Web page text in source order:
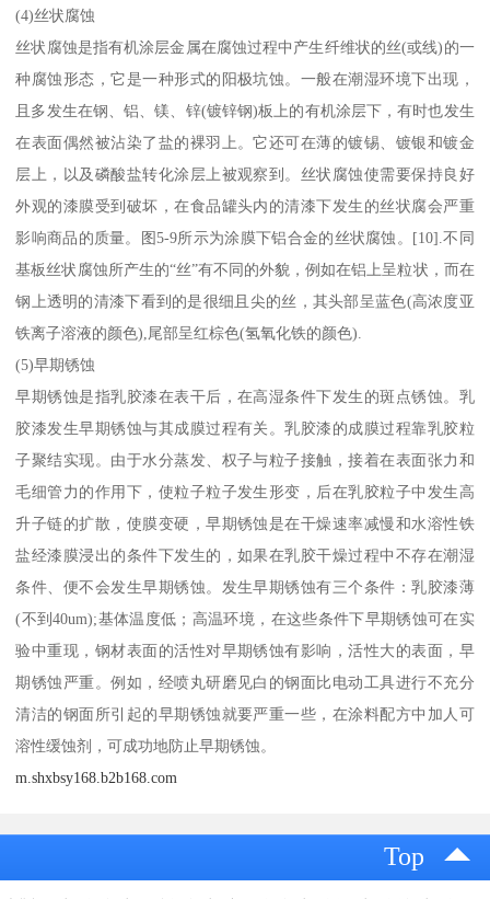
(4)丝状腐蚀
丝状腐蚀是指有机涂层金属在腐蚀过程中产生纤维状的丝(或线)的一
种腐蚀形态，它是一种形式的阳极坑蚀。一般在潮湿环境下出现，
且多发生在钢、铝、镁、锌(镀锌钢)板上的有机涂层下，有时也发生
在表面偶然被沾染了盐的裸羽上。它还可在薄的镀锡、镀银和镀金
层上，以及磷酸盐转化涂层上被观察到。丝状腐蚀使需要保持良好
外观的漆膜受到破坏，在食品罐头内的清漆下发生的丝状腐会严重
影响商品的质量。图5-9所示为涂膜下铝合金的丝状腐蚀。[10].不同
基板丝状腐蚀所产生的“丝”有不同的外貌，例如在铝上呈粒状，而在
钢上透明的清漆下看到的是很细且尖的丝，其头部呈蓝色(高浓度亚
铁离子溶液的颜色),尾部呈红棕色(氢氧化铁的颜色).
(5)早期锈蚀
早期锈蚀是指乳胶漆在表干后，在高湿条件下发生的斑点锈蚀。乳
胶漆发生早期锈蚀与其成膜过程有关。乳胶漆的成膜过程靠乳胶粒
子聚结实现。由于水分蒸发、权子与粒子接触，接着在表面张力和
毛细管力的作用下，使粒子粒子发生形变，后在乳胶粒子中发生高
升子链的扩散，使膜变硬，早期锈蚀是在干燥速率减慢和水溶性铁
盐经漆膜浸出的条件下发生的，如果在乳胶干燥过程中不存在潮湿
条件、便不会发生早期锈蚀。发生早期锈蚀有三个条件：乳胶漆薄
(不到40um);基体温度低；高温环境，在这些条件下早期锈蚀可在实
验中重现，钢材表面的活性对早期锈蚀有影响，活性大的表面，早
期锈蚀严重。例如，经喷丸研磨见白的钢面比电动工具进行不充分
清洁的钢面所引起的早期锈蚀就要严重一些，在涂料配方中加人可
溶性缓蚀剂，可成功地防止早期锈蚀。
m.shxbsy168.b2b168.com
Top